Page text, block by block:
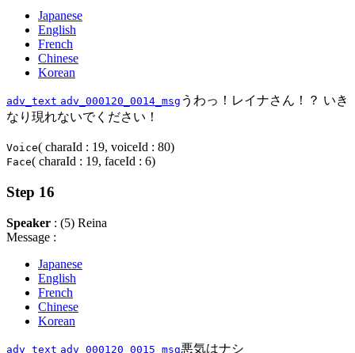
Japanese
English
French
Chinese
Korean
adv_text adv_000120_0014_msg うわっ！レイナさん！？ いき
なり現れないでください！
Voice( charaId : 19, voiceId : 80)
Face( charaId : 19, faceId : 6)
Step 16
Speaker : (5) Reina
Message :
Japanese
English
French
Chinese
Korean
adv_text adv_000120_0015_msg悪気はナシ